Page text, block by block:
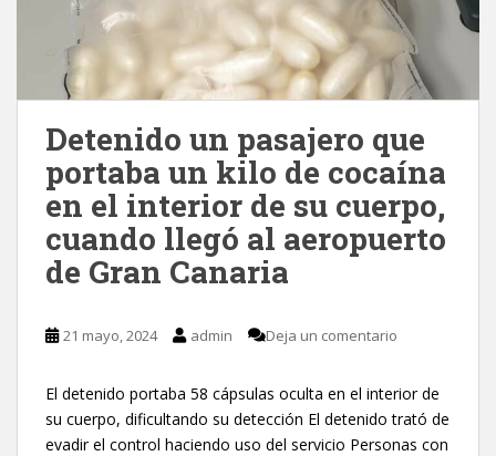
Detenido un pasajero que
portaba un kilo de cocaína
en el interior de su cuerpo,
cuando llegó al aeropuerto
de Gran Canaria
21 mayo, 2024 admin Deja un comentario
El detenido portaba 58 cápsulas oculta en el interior de
su cuerpo, dificultando su detección El detenido trató de
evadir el control haciendo uso del servicio Personas con